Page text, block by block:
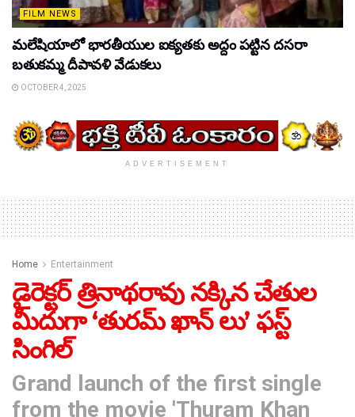
FILM NEWS
మలేషియాలో భారతీయుల ఐక్యతకు అద్దం పట్టిన దసరా
బతుకమ్మ దీపావళి వేడుకలు
OCTOBER 4, 2025
ADVERTISEMENT
Home Entertainment
డైరెక్టర్ త్రినాథరావు నక్కిన చేతుల
మీదుగా ‘తురమ్ ఖాన్ లు’ ఫస్ట్
సింగిల్
Grand launch of the first single
from the movie 'Thuram Khan